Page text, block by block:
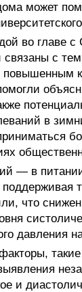
может
во главе
связаны с
повышенным
в
— в
поддерживая
что
давления
такие
и